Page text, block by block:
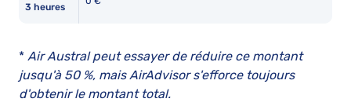
3 heures
* Air Austral peut essayer de réduire ce montant
jusqu'à 50 %, mais AirAdvisor s'efforce toujours
d'obtenir le montant total.